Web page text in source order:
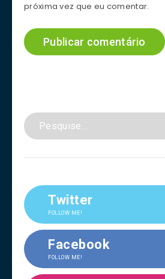
próxima vez que eu comentar.
Twitter
FOLLOW ME!
Facebook
FOLLOW ME!